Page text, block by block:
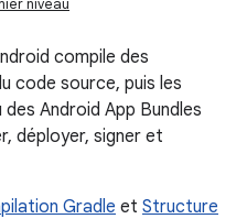
niveau
compile des
code source, puis les
Android App Bundles
déployer, signer et
Gradle et Structure